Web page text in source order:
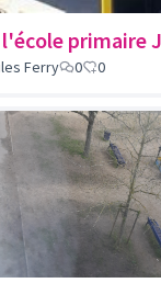
l'école primaire
Ferry 0 0